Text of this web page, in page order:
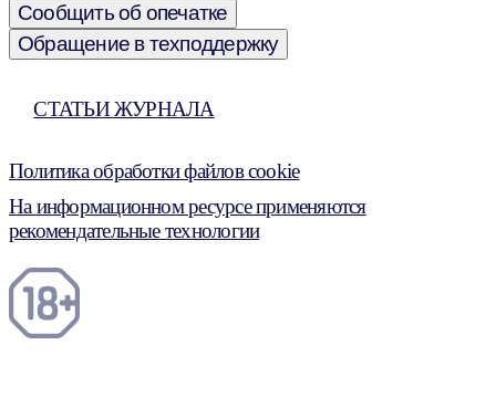
Сообщить об опечатке
Обращение в техподдержку
СТАТЬИ ЖУРНАЛА
Политика обработки файлов cookie
На информационном ресурсе применяются
рекомендательные технологии